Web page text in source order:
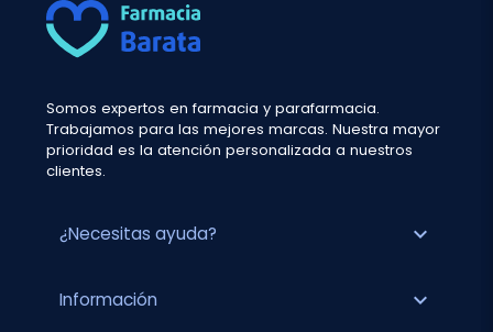
Somos expertos en farmacia y parafarmacia.
Trabajamos para las mejores marcas. Nuestra mayor
prioridad es la atención personalizada a nuestros
clientes.
¿Necesitas ayuda? expand_more
Información expand_more